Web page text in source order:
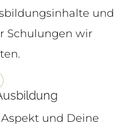
und
Schulungen wir
und Deine